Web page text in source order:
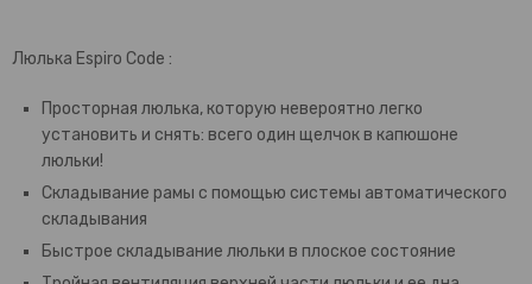
Люлька Espiro Code :
Просторная люлька, которую невероятно легко
установить и снять: всего один щелчок в капюшоне
люльки!
Складывание рамы с помощью системы автоматического
складывания
Быстрое складывание люльки в плоское состояние